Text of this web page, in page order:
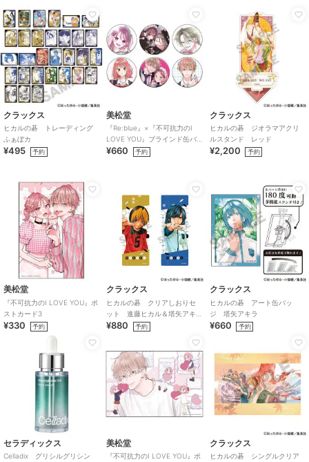
クラックス
ヒカルの碁 トレーディング
ふぁぼカ
¥495 予約
美松堂
『Re:blue』×『不可抗力のI
LOVE YOU』ブラインド缶バ
ッジ（全6種）
¥660 予約
クラックス
ヒカルの碁 ジオラマアクリ
ルスタンド レッド
¥2,200 予約
美松堂
『不可抗力のI LOVE YOU』ポ
ストカード3
¥330 予約
クラックス
ヒカルの碁 クリアしおりセ
ット 進藤ヒカル＆塔矢アキ
ラ
¥880 予約
クラックス
ヒカルの碁 アート缶バッ
ジ 塔矢アキラ
¥660 予約
セラディックス
Celladix グリシルグリシン
美松堂
『不可抗力のI LOVE YOU』ポ
クラックス
ヒカルの碁 シングルクリア